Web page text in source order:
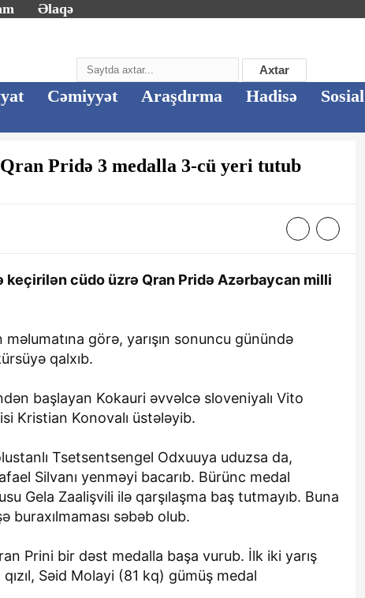
Əlaqə
Axtar
Cəmiyyət Araşdırma Hadisə Sosial
Qran Pridə 3 medalla 3-cü yeri tutub
keçirilən cüdo üzrə Qran Pridə Azərbaycan milli
görə, yarışın sonuncu günündə
qalxıb.
başlayan Kokauri əvvəlcə sloveniyalı Vito
Kristian Konovalı üstələyib.
Tsetsentsengel Odxuuya uduzsa da,
Silvanı yenməyi bacarıb. Bürünc medal
Gela Zaalişvili ilə qarşılaşma baş tutmayıb. Buna
buraxılmaması səbəb olub.
Prini bir dəst medalla başa vurub. İlk iki yarış
Səid Molayi (81 kq) gümüş medal